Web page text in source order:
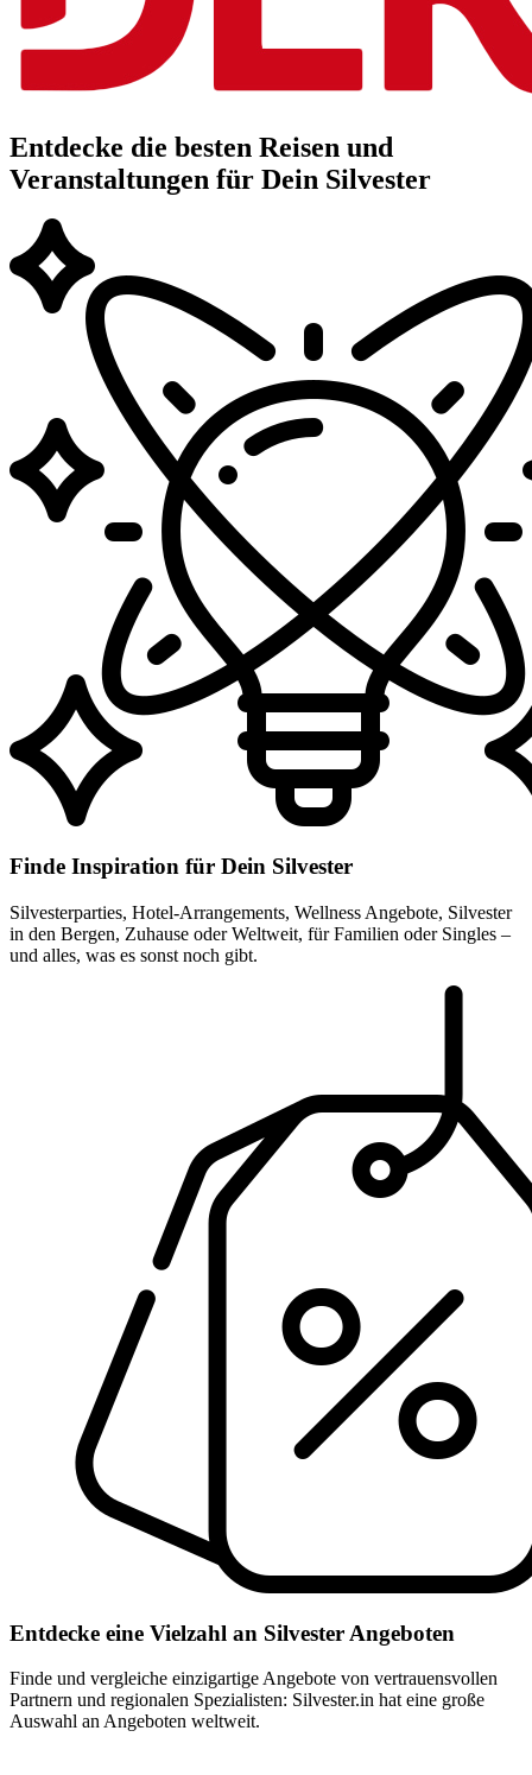
Entdecke die besten Reisen und
Veranstaltungen für Dein Silvester
Finde Inspiration für Dein Silvester
Silvesterparties, Hotel-Arrangements, Wellness Angebote, Silvester
in den Bergen, Zuhause oder Weltweit, für Familien oder Singles –
und alles, was es sonst noch gibt.
Entdecke eine Vielzahl an Silvester Angeboten
Finde und vergleiche einzigartige Angebote von vertrauensvollen
Partnern und regionalen Spezialisten: Silvester.in hat eine große
Auswahl an Angeboten weltweit.